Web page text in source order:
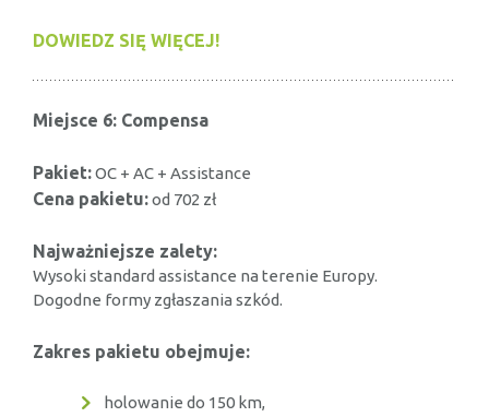
DOWIEDZ SIĘ WIĘCEJ!
Miejsce 6: Compensa
Pakiet:OC + AC + Assistance
Cena pakietu:od 702 zł
Najważniejsze zalety:
Wysoki standard assistance na terenie Europy.
Dogodne formy zgłaszania szkód.
Zakres pakietu obejmuje:
holowanie do 150 km,